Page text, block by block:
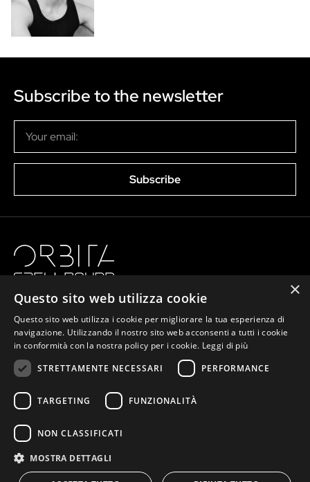
Subscribe to the newsletter
Subscribe
info@orbitaspellbound.com
biglietteria@orbitaspellbound.com
Associazione Spellbound ETS
Via dei Prati Fiscali 215, Roma |
97134410584 |PECspellbound@pec.it |Transparency
×
Questo sito web utilizza cookie
Questo sito web utilizza i cookie per migliorare la tua esperienza di
navigazione. Utilizzando il nostro sito web acconsenti a tutti i cookie
in conformità con la nostra policy per i cookie. Leggi di più
STRETTAMENTE NECESSARI
PERFORMANCE
TARGETING FUNZIONALITÀ
NON CLASSIFICATI
MOSTRA DETTAGLI